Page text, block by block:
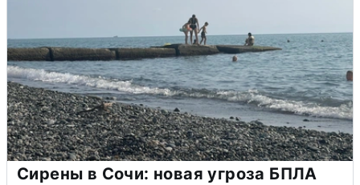
Сирены в Сочи: новая угроза БПЛА